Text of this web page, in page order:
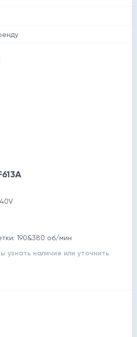
190&380 об/мин
узнать наличие или уточнить